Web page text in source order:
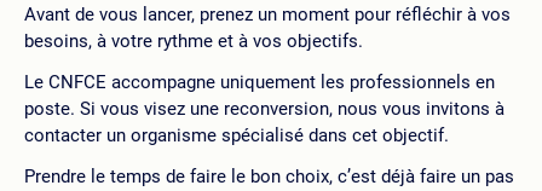
Avant de vous lancer, prenez un moment pour réfléchir à vos
besoins, à votre rythme et à vos objectifs.
Le CNFCE accompagne uniquement les professionnels en
poste. Si vous visez une reconversion, nous vous invitons à
contacter un organisme spécialisé dans cet objectif.
Prendre le temps de faire le bon choix, c’est déjà faire un pas